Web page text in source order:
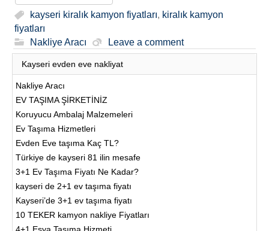
kayseri kiralık kamyon fiyatları, kiralık kamyon
fiyatları
Nakliye Aracı
Leave a comment
Kayseri evden eve nakliyat
Nakliye Aracı
EV TAŞIMA ŞİRKETİNİZ
Koruyucu Ambalaj Malzemeleri
Ev Taşıma Hizmetleri
Evden Eve taşıma Kaç TL?
Türkiye de kayseri 81 ilin mesafe
3+1 Ev Taşıma Fiyatı Ne Kadar?
kayseri de 2+1 ev taşıma fiyatı
Kayseri’de 3+1 ev taşıma fiyatı
10 TEKER kamyon nakliye Fiyatları